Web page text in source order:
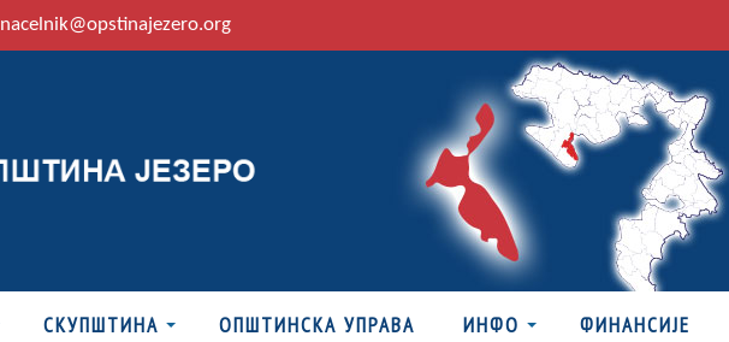
nacelnik@opstinajezero.org
СКУПШТИНА ОПШТИНСКА УПРАВА ИНФО ФИНАНСИЈЕ